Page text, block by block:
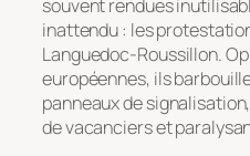
souvent rendues
inattendu : les
Languedoc-Roussillon.
européennes, ils
panneaux de
de vacanciers et